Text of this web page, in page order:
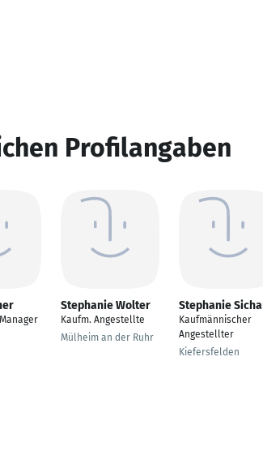
Profilangaben
Stephanie Wolter
Kaufm. Angestellte
Mülheim an der Ruhr
Stephanie Sicha
Kaufmännischer
Angestellter
Kiefersfelden